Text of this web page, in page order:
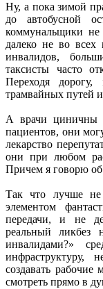
Ну, а пока зимой
до автобусной
коммунальщики
далеко не во всех
инвалидов,
таксисты часто
Переходя
трамвайных путей и
А врачи циничны
пациентов, они
лекарство
они при любом
Причем я говорю
Так что лучше не
элементом
передачи, и не
реальный ликбез
инвалидами?»
инфраструктуру,
создавать
смотреть прямо в